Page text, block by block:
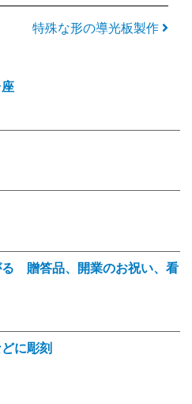
ション
特殊な形の導光板製作
る 贈答品、開業のお祝い、看
に彫刻